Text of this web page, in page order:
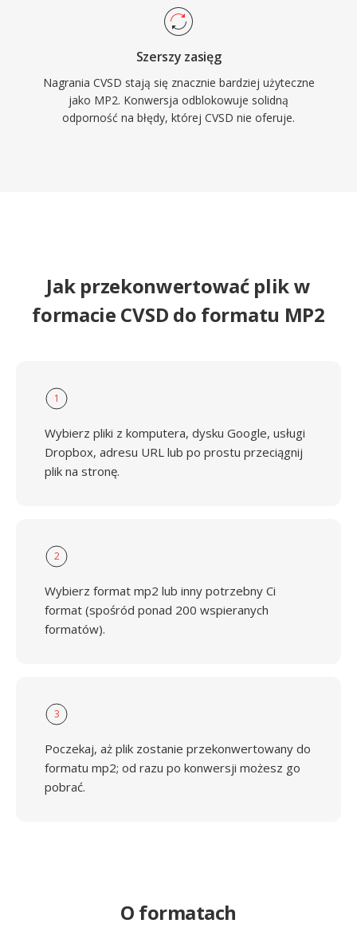
Szerszy zasięg
Nagrania CVSD stają się znacznie bardziej użyteczne
jako MP2. Konwersja odblokowuje solidną
odporność na błędy, której CVSD nie oferuje.
Jak przekonwertować plik w
formacie CVSD do formatu MP2
1
Wybierz pliki z komputera, dysku Google, usługi
Dropbox, adresu URL lub po prostu przeciągnij
plik na stronę.
2
Wybierz format mp2 lub inny potrzebny Ci
format (spośród ponad 200 wspieranych
formatów).
3
Poczekaj, aż plik zostanie przekonwertowany do
formatu mp2; od razu po konwersji możesz go
pobrać.
O formatach